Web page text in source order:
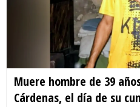
Muere hombre de 39
Cárdenas, el día de su